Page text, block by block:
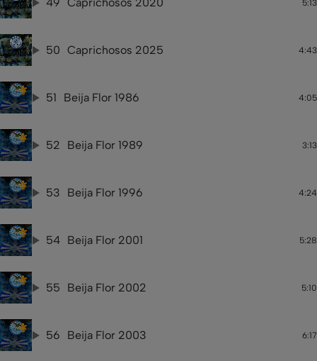
5:13
50 Caprichosos 2025 4:43
51 Beija Flor 1986 4:05
52 Beija Flor 1989 3:13
53 Beija Flor 1996 4:24
54 Beija Flor 2001 5:28
55 Beija Flor 2002 5:10
56 Beija Flor 2003 6:17